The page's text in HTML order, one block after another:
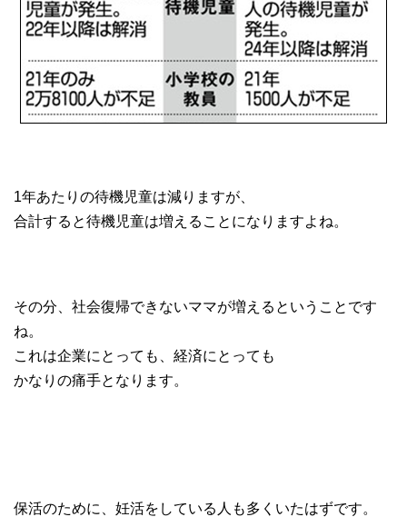
1年あたりの待機児童は減りますが、
合計すると待機児童は増えることになりますよね。
その分、社会復帰できないママが増えるということです
ね。
これは企業にとっても、経済にとっても
かなりの痛手となります。
保活のために、妊活をしている人も多くいたはずです。